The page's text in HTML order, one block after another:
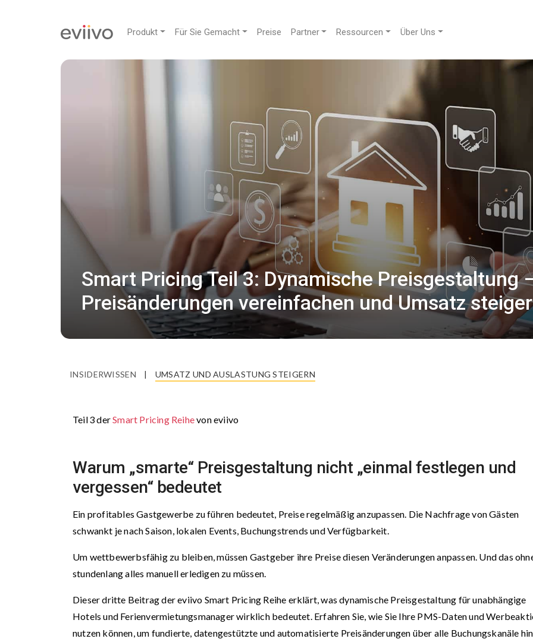
Produkt Für Sie Gemacht Preise Partner Ressourcen Über Uns
Smart Pricing Teil 3: Dynamische Preisgestaltung
Preisänderungen vereinfachen und Umsatz
INSIDERWISSEN | UMSATZ UND AUSLASTUNG STEIGERN
Teil 3 derSmart Pricing Reihevon eviivo
Warum „smarte“ Preisgestaltung nicht „einmal festlegen und
vergessen“ bedeutet
Ein profitables Gastgewerbe zu führen bedeutet, Preise regelmäßig anzupassen. Die Nachfrage von Gästen
schwankt je nach Saison, lokalen Events, Buchungstrends und Verfügbarkeit.
Um wettbewerbsfähig zu bleiben, müssen Gastgeber ihre Preise diesen Veränderungen anpassen. Und das
stundenlang alles manuell erledigen zu müssen.
Dieser dritte Beitrag der eviivo Smart Pricing Reihe erklärt, was dynamische Preisgestaltung für unabhängige
Hotels und Ferienvermietungsmanager wirklich bedeutet. Erfahren Sie, wie Sie Ihre PMS-Daten und
nutzen können, um fundierte, datengestützte und automatisierte Preisänderungen über alle Buchungskanäle